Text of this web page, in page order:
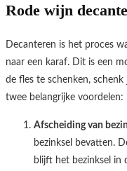
Rode wijn
Decanteren is het proces
naar een karaf. Dit is een
de fles te schenken,
twee belangrijke voordelen:
Afscheiding van
bezinksel bevatten.
blijft het bezinksel in